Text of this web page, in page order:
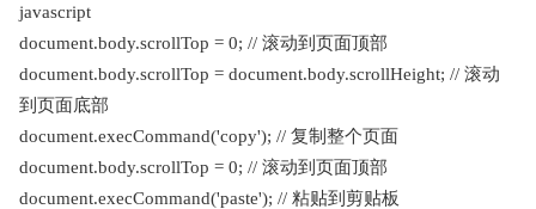
javascript
document.body.scrollTop = 0; // 滚动到页面顶部
document.body.scrollTop = document.body.scrollHeight; // 滚动
到页面底部
document.execCommand('copy'); // 复制整个页面
document.body.scrollTop = 0; // 滚动到页面顶部
document.execCommand('paste'); // 粘贴到剪贴板